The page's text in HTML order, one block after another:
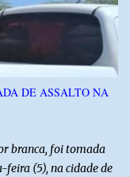
humor com Mução,
A Frut & Tec
do Baixo Açu como
conhecimento,
do agronegócio
DE ASSALTO NA
branca, foi tomada
feira (5), na cidade de